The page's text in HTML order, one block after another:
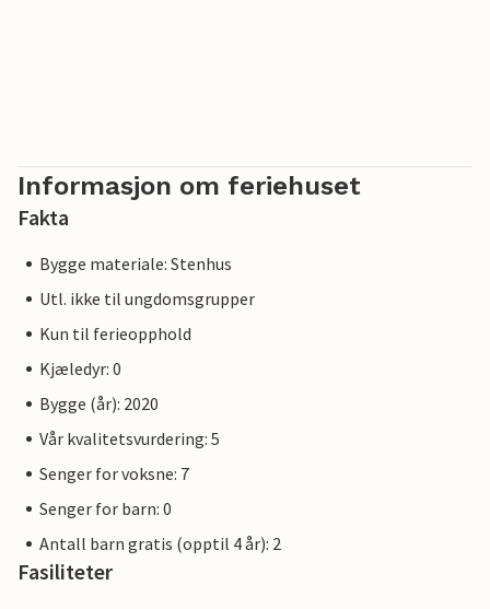
Informasjon om feriehuset
Fakta
Bygge materiale: Stenhus
Utl. ikke til ungdomsgrupper
Kun til ferieopphold
Kjæledyr: 0
Bygge (år): 2020
Vår kvalitetsvurdering: 5
Senger for voksne: 7
Senger for barn: 0
Antall barn gratis (opptil 4 år): 2
Fasiliteter